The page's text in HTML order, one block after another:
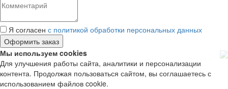
Я согласен с политикой обработки персональных данных
Мы используем cookies
Для улучшения работы сайта, аналитики и персонализации
контента. Продолжая пользоваться сайтом, вы соглашаетесь с
использованием файлов cookie.